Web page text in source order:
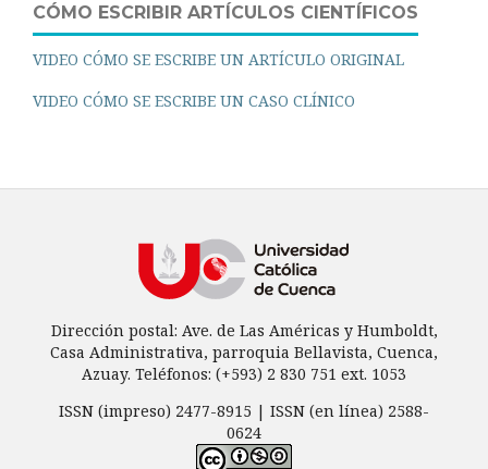
CÓMO ESCRIBIR ARTÍCULOS CIENTÍFICOS
VIDEO CÓMO SE ESCRIBE UN ARTÍCULO ORIGINAL
VIDEO CÓMO SE ESCRIBE UN CASO CLÍNICO
Dirección postal: Ave. de Las Américas y Humboldt,
Casa Administrativa, parroquia Bellavista, Cuenca,
Azuay. Teléfonos: (+593) 2 830 751 ext. 1053
ISSN (impreso) 2477-8915 | ISSN (en línea) 2588-
0624